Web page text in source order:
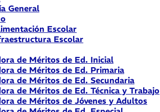
General
Escolar
Escolar
de Méritos de Ed. Inicial
de Méritos de Ed. Primaria
de Méritos de Ed. Secundaria
de Méritos de Ed. Técnica y Trabajo
de Méritos de Jóvenes y Adultos